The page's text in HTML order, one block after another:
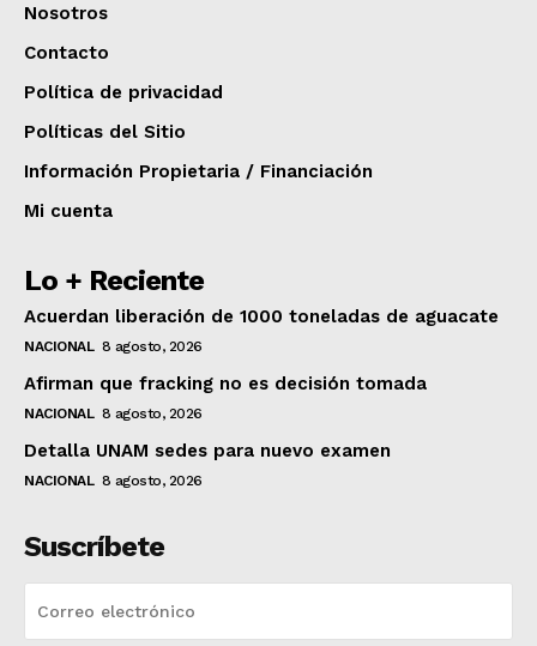
Nosotros
Contacto
Política de privacidad
Políticas del Sitio
Información Propietaria / Financiación
Mi cuenta
Lo + Reciente
Acuerdan liberación de 1000 toneladas de aguacate
NACIONAL 8 agosto, 2026
Afirman que fracking no es decisión tomada
NACIONAL 8 agosto, 2026
Detalla UNAM sedes para nuevo examen
NACIONAL 8 agosto, 2026
Suscríbete